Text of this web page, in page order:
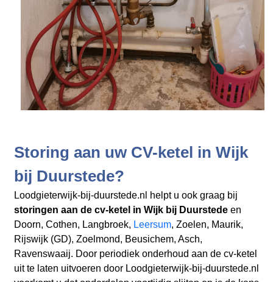
Storing aan uw CV-ketel in Wijk
bij Duurstede?
Loodgieterwijk-bij-duurstede.nl helpt u ook graag bij
storingen aan de cv-ketel in Wijk bij Duurstedeen
Doorn, Cothen, Langbroek, Leersum, Zoelen, Maurik,
Rijswijk (GD), Zoelmond, Beusichem, Asch,
Ravenswaaij. Door periodiek onderhoud aan de cv-ketel
uit te laten uitvoeren door Loodgieterwijk-bij-duurstede.nl